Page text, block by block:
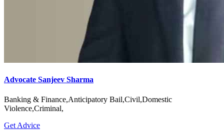
Advocate Sanjeev Sharma
Banking & Finance,Anticipatory Bail,Civil,Domestic
Violence,Criminal,
Get Advice